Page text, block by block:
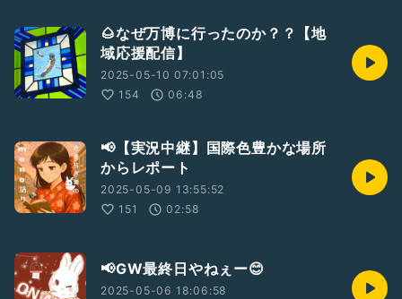
🌰なぜ万博に行ったのか？？【地
域応援配信】
2025-05-10 07:01:05
154
06:48
📢【実況中継】国際色豊かな場所
からレポート
2025-05-09 13:55:52
151
02:58
📢GW最終日やねぇー😊
2025-05-06 18:06:58